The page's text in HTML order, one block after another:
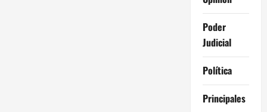
Poder
Judicial
Política
Principales